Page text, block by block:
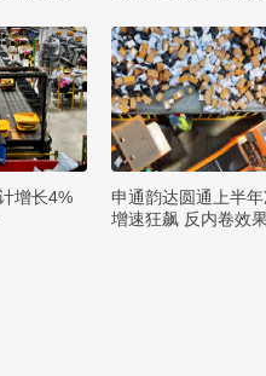
增长4%
申通韵达圆通上半
增速狂飙 反内卷效